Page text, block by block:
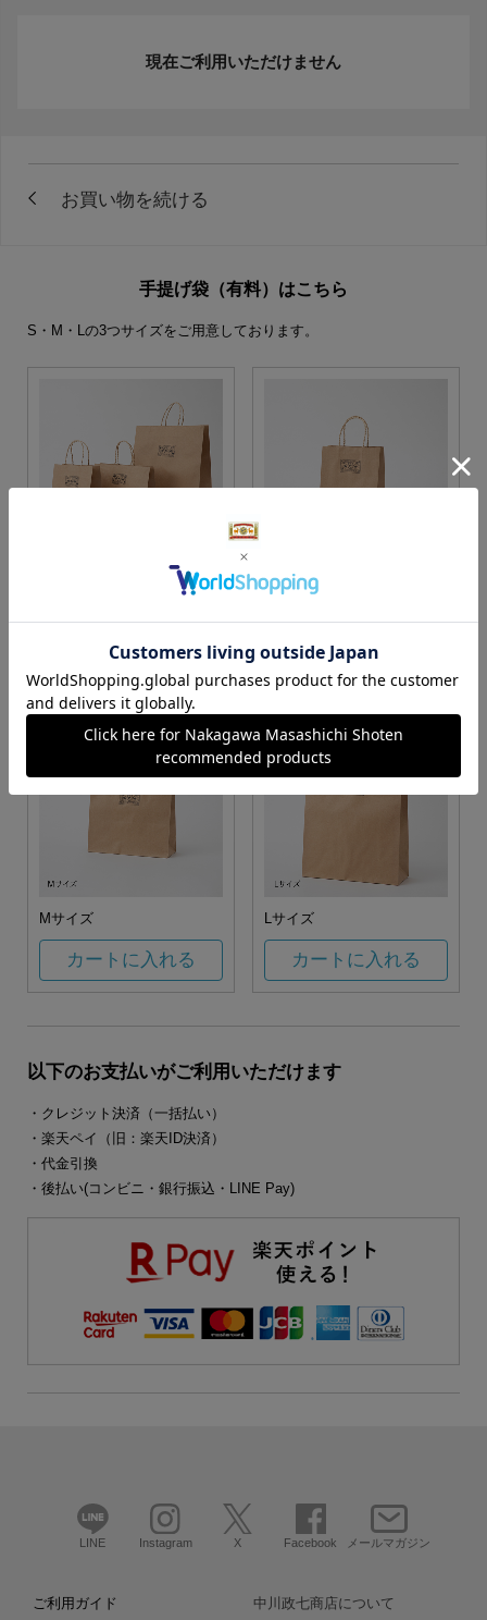
現在ご利用いただけません
手提げ袋（有料）はこちら
S・M・Lの3つサイズをご用意しております。
S・M・Lサイズより当店に
カートに入れる
Sサイズ
カートに入れる
Mサイズ
カートに入れる
Lサイズ
カートに入れる
以下のお支払いがご利用いただけます
・クレジット決済（一括払い）
・楽天ペイ（旧：楽天ID決済）
・代金引換
・後払い(コンビニ・銀行振込・LINE Pay)
LINE Instagram X Facebook メールマガジン
ご利用ガイド 中川政七商店について